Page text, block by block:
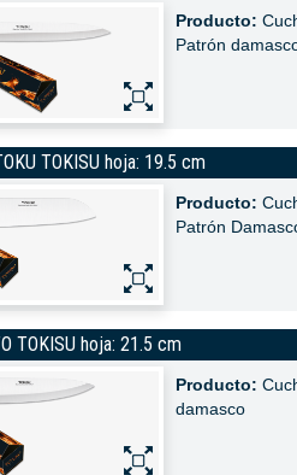
Producto:
Patrón
TOKISU hoja: 19.5 cm
Producto:
Patrón
TOKISU hoja: 21.5 cm
Producto:
damasco